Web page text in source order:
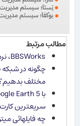
مطالب مرتبط
BBSWorks، نرم‌افزاری قدرتمند در كار با اینترنت
مختلف
با Google Earth 5، به اعماق اقیانوس‌ها هم سفر کنید!
سریعترین کارت
چه فایلهائی